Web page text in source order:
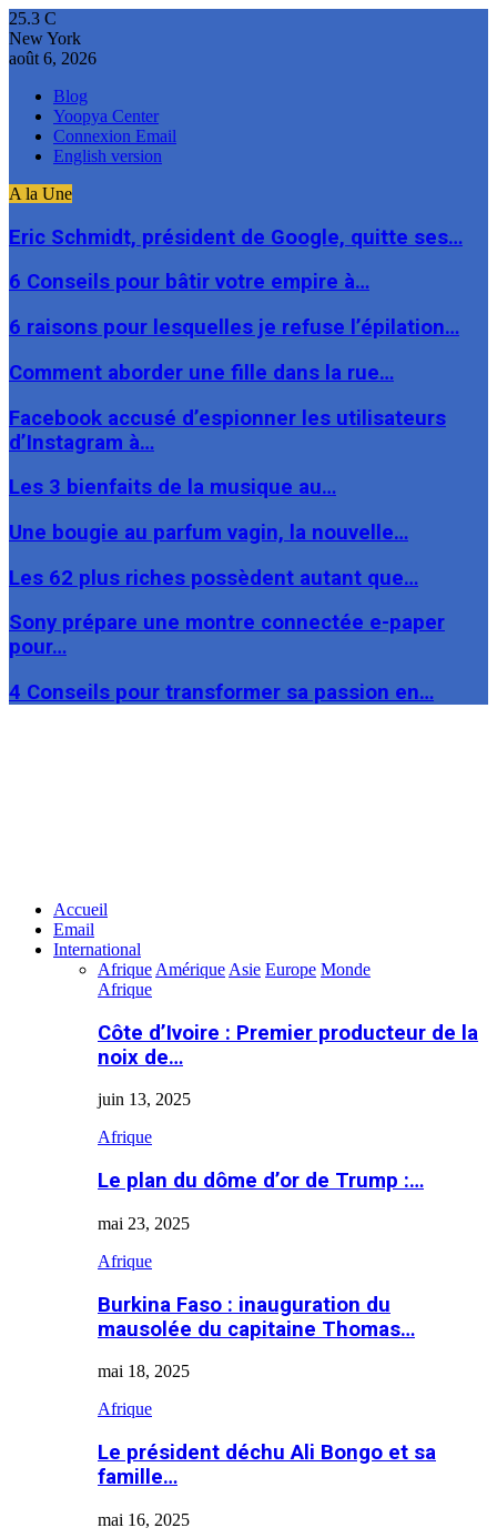
25.3 C
New York
août 6, 2026
Blog
Yoopya Center
Connexion Email
English version
A la Une
Eric Schmidt, président de Google, quitte ses…
6 Conseils pour bâtir votre empire à…
6 raisons pour lesquelles je refuse l’épilation…
Comment aborder une fille dans la rue…
Facebook accusé d’espionner les utilisateurs
d’Instagram à…
Les 3 bienfaits de la musique au…
Une bougie au parfum vagin, la nouvelle…
Les 62 plus riches possèdent autant que…
Sony prépare une montre connectée e-paper
pour…
4 Conseils pour transformer sa passion en…
Accueil
Email
International
Afrique Amérique Asie Europe Monde
Afrique
Côte d’Ivoire : Premier producteur de la
noix de…
juin 13, 2025
Afrique
Le plan du dôme d’or de Trump :…
mai 23, 2025
Afrique
Burkina Faso : inauguration du
mausolée du capitaine Thomas…
mai 18, 2025
Afrique
Le président déchu Ali Bongo et sa
famille…
mai 16, 2025